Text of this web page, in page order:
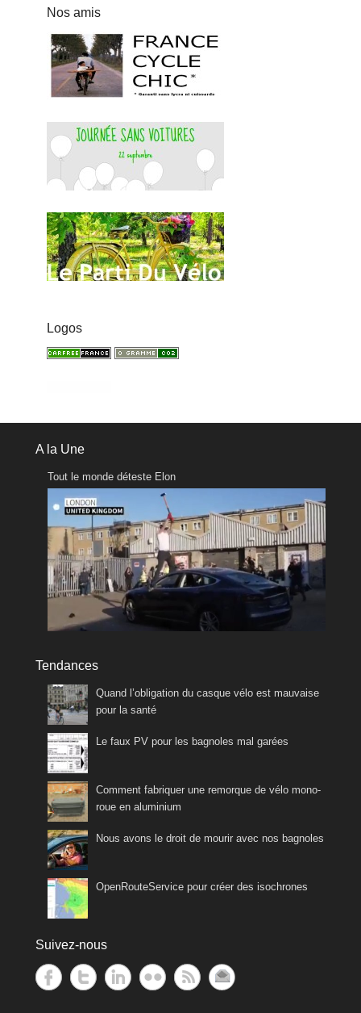
Nos amis
Logos
A la Une
Tout le monde déteste Elon
Tendances
Quand l’obligation du casque vélo est mauvaise
pour la santé
Le faux PV pour les bagnoles mal garées
Comment fabriquer une remorque de vélo mono-
roue en aluminium
Nous avons le droit de mourir avec nos bagnoles
OpenRouteService pour créer des isochrones
Suivez-nous